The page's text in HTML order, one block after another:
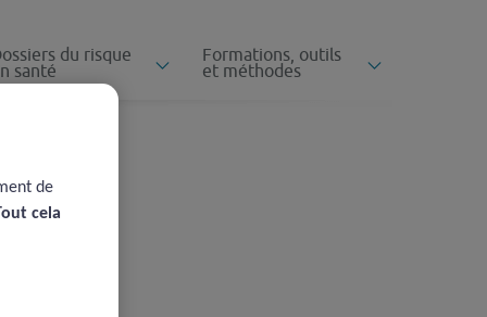
du risque
santé
Formations, outils
et méthodes
de
cela